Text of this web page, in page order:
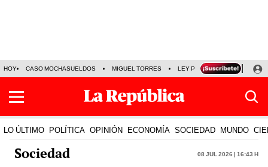
HOY CASO MOCHASUELDOS MIGUEL TORRES LEY PULPÍN PRECIO DEL
LO ÚLTIMO POLÍTICA OPINIÓN ECONOMÍA SOCIEDAD MUNDO
Sociedad 08 Jul 2026 | 16:43 h